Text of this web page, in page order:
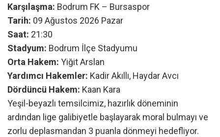
Karşılaşma: Bodrum FK – Bursaspor
Tarih: 09 Ağustos 2026 Pazar
Saat: 21:30
Stadyum: Bodrum İlçe Stadyumu
Orta Hakem: Yiğit Arslan
Yardımcı Hakemler: Kadir Akıllı, Haydar Avcı
Dördüncü Hakem: Kaan Kara
Yeşil-beyazlı temsilcimiz, hazırlık döneminin
ardından lige galibiyetle başlayarak moral bulmayı ve
zorlu deplasmandan 3 puanla dönmeyi hedefliyor.